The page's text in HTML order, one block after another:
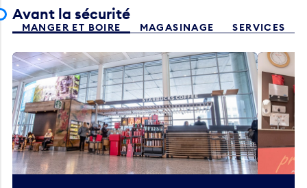
Avant la sécurité
MANGER ET BOIRE MAGASINAGE SERVICES